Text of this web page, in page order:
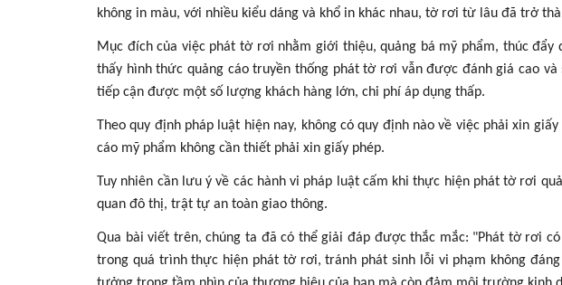
không in màu, với nhiều kiểu dáng và khổ in khác nhau, tờ rơi từ lâu đã trở
Mục đích của việc phát tờ rơi nhằm giới thiệu, quảng bá mỹ phẩm, thúc đẩy
thấy hình thức quảng cáo truyền thống phát tờ rơi vẫn được đánh giá cao
tiếp cận được một số lượng khách hàng lớn, chi phí áp dụng thấp.
Theo quy định pháp luật hiện nay, không có quy định nào về việc phải xin
cáo mỹ phẩm không cần thiết phải xin giấy phép.
Tuy nhiên cần lưu ý về các hành vi pháp luật cấm khi thực hiện phát tờ rơi
quan đô thị, trật tự an toàn giao thông.
Qua bài viết trên, chúng ta đã có thể giải đáp được thắc mắc: "Phát tờ rơi
trong quá trình thực hiện phát tờ rơi, tránh phát sinh lỗi vi phạm không